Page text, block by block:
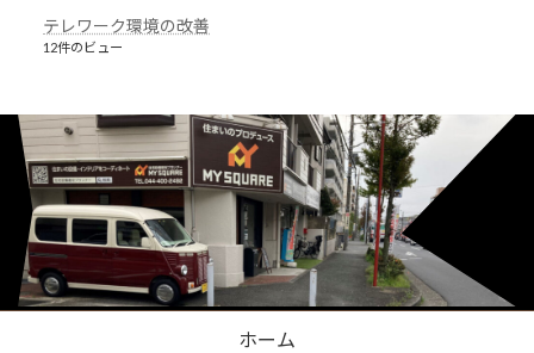
テレワーク環境の改善
12件のビュー
ホーム